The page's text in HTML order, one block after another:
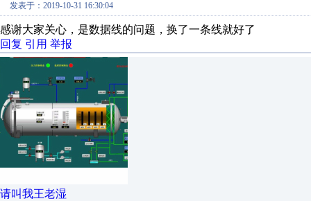
发表于：2019-10-31 16:30:04
感谢大家关心，是数据线的问题，换了一条线就好了
回复 引用 举报
请叫我王老湿